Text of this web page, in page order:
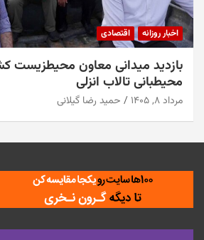
اخبار روزانه اقتصادی
بازدید میدانی معاون محیطزیست
محیطبانی تالاب انزلی
مرداد ۸, ۱۴۰۵ حمید رضا گیلانی